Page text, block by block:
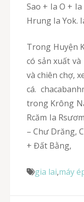
Sao + Ia O +
Hrung Ia Yok.
Trong Huyện Krông Pa của Gia Lai, chúng tôi
có sản xuất
và chiên chợ,
cá.
trong Krông
Rcăm Ia
– Chư Drăng,
+ Đất Bằng,
gia lai,máy